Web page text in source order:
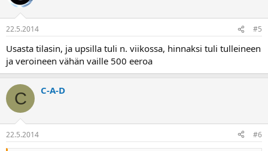
22.5.2014 #5
Usasta tilasin, ja upsilla tuli n. viikossa, hinnaksi tuli tulleineen
ja veroineen vähän vaille 500 eeroa
C C-A-D
22.5.2014 #6